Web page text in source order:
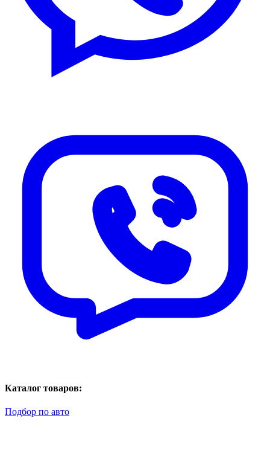
Каталог товаров:
Подбор по авто